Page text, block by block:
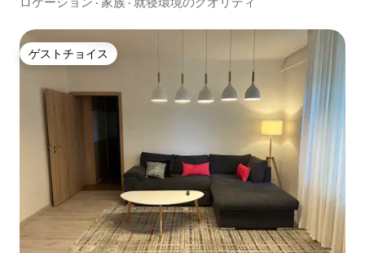
ゲストチョイス
ゲストチョイス